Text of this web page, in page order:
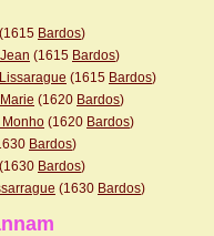
(1615 Bardos)
(1615 Bardos)
(1615 Bardos)
(1620 Bardos)
Monho (1620 Bardos)
Bardos)
(1630 Bardos)
(1630 Bardos)